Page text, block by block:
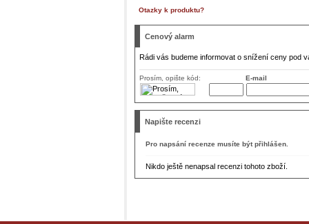
Otazky k produktu?
Cenový alarm
Rádi vás budeme informovat o snížení ceny pod
Prosím, opište kód: E-mail
Napište recenzi
Pro napsání recenze musíte být přihlášen.
Nikdo ještě nenapsal recenzi tohoto zboží.